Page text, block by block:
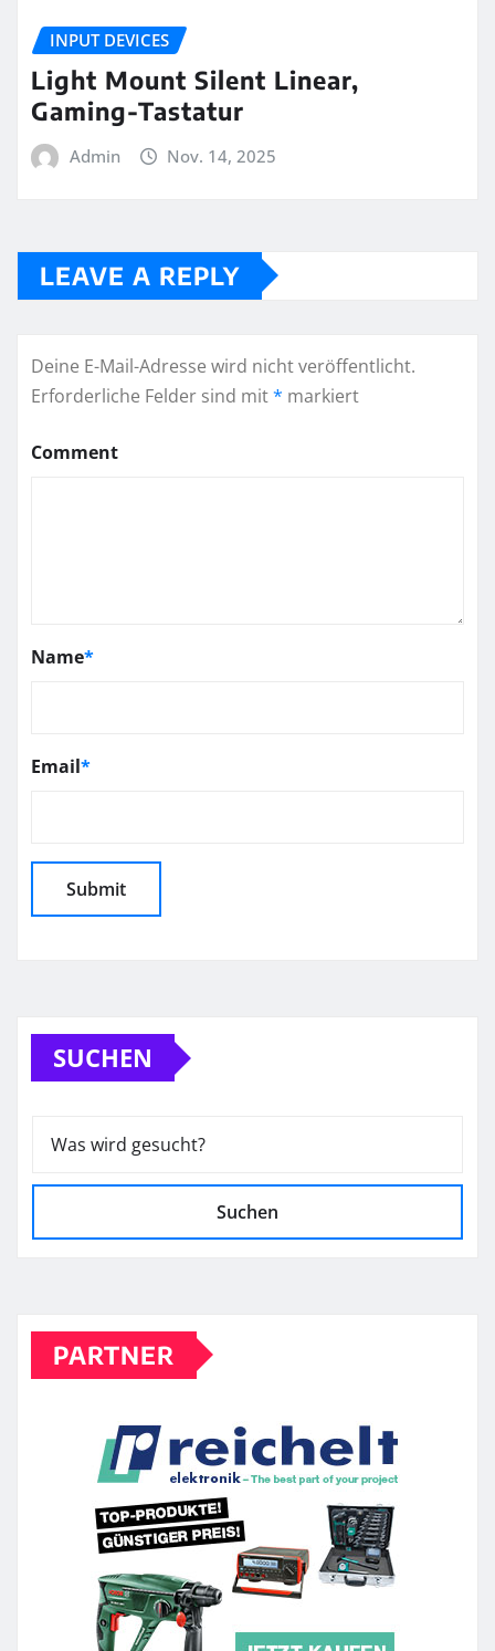
INPUT DEVICES
Light Mount Silent Linear,
Gaming-Tastatur
Admin Nov. 14, 2025
LEAVE A REPLY
Deine E-Mail-Adresse wird nicht veröffentlicht.
Erforderliche Felder sind mit* markiert
Comment
Name*
Email*
SUCHEN
Suchen
PARTNER